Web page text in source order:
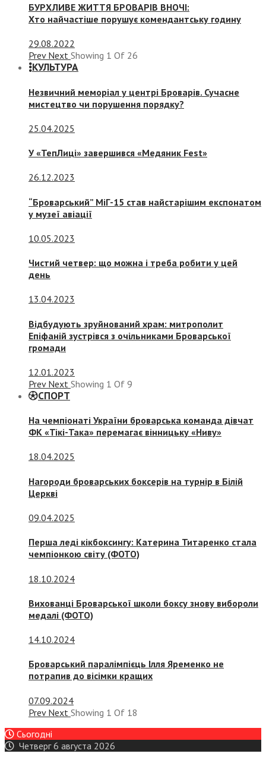
БУРХЛИВЕ ЖИТТЯ БРОВАРІВ ВНОЧІ:
Хто найчастіше порушує комендантську годину
29.08.2022
Prev Next Showing 1 Of 26
КУЛЬТУРА
Незвичний меморіал у центрі Броварів. Сучасне
мистецтво чи порушення порядку?
25.04.2025
У «ТепЛиці» завершився «Медяник Fest»
26.12.2023
“Броварський” МіГ-15 став найстарішим експонатом
у музеї авіації
10.05.2023
Чистий четвер: що можна і треба робити у цей
день
13.04.2023
Відбудують зруйнований храм: митрополит
Епіфаній зустрівся з очільниками Броварської
громади
12.01.2023
Prev Next Showing 1 Of 9
СПОРТ
На чемпіонаті України броварська команда дівчат
ФК «Тікі-Така» перемагає вінницьку «Ниву»
18.04.2025
Нагороди броварських боксерів на турнір в Білій
Церкві
09.04.2025
Перша леді кікбоксингу: Катерина Титаренко стала
чемпіонкою світу (ФОТО)
18.10.2024
Вихованці Броварської школи боксу знову вибороли
медалі (ФОТО)
14.10.2024
Броварський паралімпієць Ілля Яременко не
потрапив до вісімки кращих
07.09.2024
Prev Next Showing 1 Of 18
Сьогодні
Четверг 6 августа 2026